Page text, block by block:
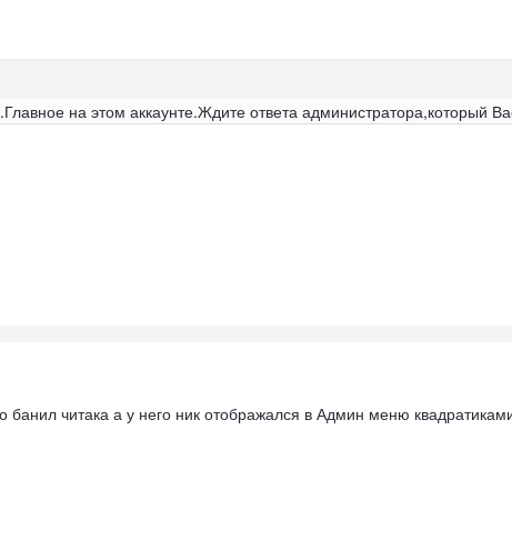
на этом аккаунте.Ждите ответа администратора,который
читака а у него ник отображался в Админ меню